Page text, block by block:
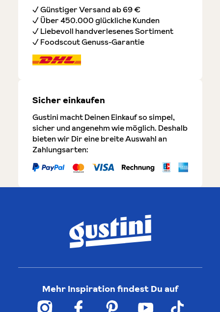
✓ Günstiger Versand ab 69 €
✓ Über 450.000 glückliche Kunden
✓ Liebevoll handverlesenes Sortiment
✓ Foodscout Genuss-Garantie
Sicher einkaufen
Gustini macht Deinen Einkauf so simpel,
sicher und angenehm wie möglich. Deshalb
bieten wir Dir eine breite Auswahl an
Zahlungsarten:
Mehr Inspiration findest Du auf